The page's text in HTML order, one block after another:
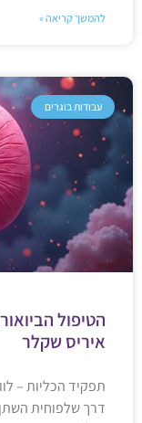
להמשך קריאה »
עבודות בוגרים
הטיפול
איריס שקלר
תפקיד הכליות –
דרך שלפוחית